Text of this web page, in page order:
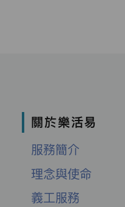
關於樂活易
服務簡介
理念與使命
義工服務